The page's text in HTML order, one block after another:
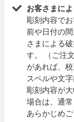
お客さまに
彫刻内容で
前や日付の
さまによる
す。 （ご注
があれば、
スペルや文
彫刻内容が
場合は、通
あらかじめご